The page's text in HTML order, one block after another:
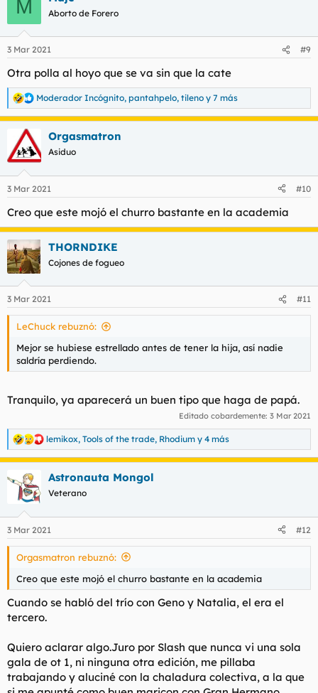
M Aborto de Forero
3 Mar 2021 #9
Otra polla al hoyo que se va sin que la cate
R
e
a
c
i
e
:
Moderador Incógnito, pantahpelo, tileno y 7 más
Orgasmatron
Asiduo
3 Mar 2021 #10
Creo que este mojó el churro bastante en la academia
THORNDIKE
Cojones de fogueo
3 Mar 2021 #11
LeChuck rebuznó:
Mejor se hubiese estrellado antes de tener la hija, así nadie
saldría perdiendo.
Tranquilo, ya aparecerá un buen tipo que haga de papá.
Editado cobardemente: 3 Mar 2021
R
e
a
c
e
s
lemikox, Tools of the trade, Rhodium y 4 más
Astronauta Mongol
Veterano
3 Mar 2021 #12
Orgasmatron rebuznó:
Creo que este mojó el churro bastante en la academia
Cuando se habló del trío con Geno y Natalia, el era el
tercero.
Quiero aclarar algo.Juro por Slash que nunca vi una sola
gala de ot 1, ni ninguna otra edición, me pillaba
trabajando y aluciné con la chaladura colectiva, a la que